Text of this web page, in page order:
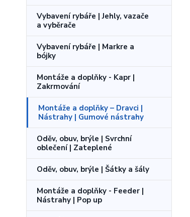
Vybavení rybáře | Jehly, vazače
a vyběrače
Vybavení rybáře | Markre a
bójky
Montáže a doplňky - Kapr |
Zakrmování
Montáže a doplňky – Dravci |
Nástrahy | Gumové nástrahy
Oděv, obuv, brýle | Svrchní
oblečení | Zateplené
Oděv, obuv, brýle | Šátky a šály
Montáže a doplňky - Feeder |
Nástrahy | Pop up